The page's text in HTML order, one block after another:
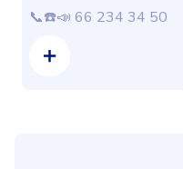
📞☎️📣 66 234 34 50